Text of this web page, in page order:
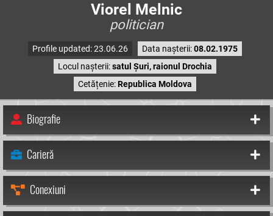
Viorel Melnic
politician
Profile updated: 23.06.26 Data nașterii:08.02.1975
Locul nașterii:satul Șuri, raionul Drochia
Cetățenie:Republica Moldova
Biografie
Carieră
Conexiuni